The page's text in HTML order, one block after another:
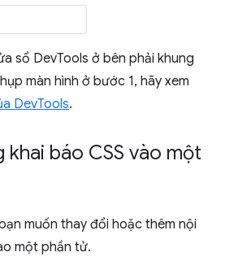
sổ DevTools ở bên phải khung
màn hình ở bước 1, hãy xem
DevTools.
khai báo CSS vào một
muốn thay đổi hoặc thêm nội
một phần tử.